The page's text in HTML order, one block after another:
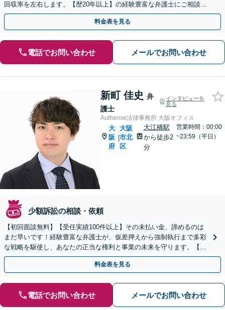
回収率を左右します。【歴20年以上】の経験豊富な弁護士にご相談く
ださい【休日・夜間相談可】【完全個室】【北浜駅3分】
料金表を見る
電話でお問い合わせ メールでお問い合わせ
新町 佳史 弁
護士
インタビューを
見る
Authense法律事務所 大阪オフィス
大
阪
府
|
大阪
市北
区
大江橋駅
から徒歩2
分
営業時間：00:00
~23:59（平日）
少額訴訟の相談・依頼
【初回面談無料】【受任実績100件以上】その未払い金、諦めるのは
まだ早いです！経験豊富な弁護士が、仮差押えから強制執行まで多彩
な戦略を駆使し、あなたの正当な権利と事業の未来を守ります。【淀
屋橋駅徒歩5分】
料金表を見る
電話でお問い合わせ メールでお問い合わせ